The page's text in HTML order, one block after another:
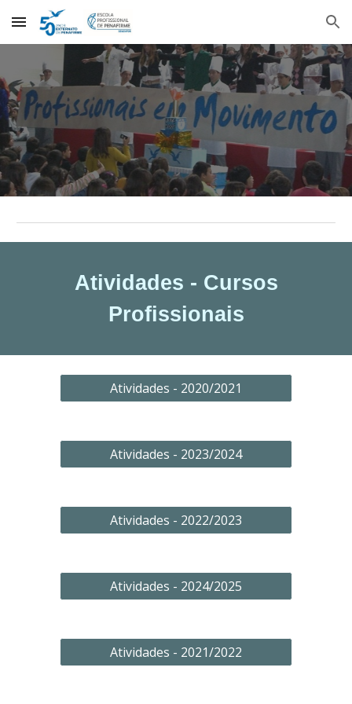
Skip to main content Skip to navigation
Atividades - Cursos
Profissionais
Atividades - 2020/2021
Atividades - 2023/2024
Atividades - 2022/2023
Atividades - 2024/2025
Atividades - 2021/2022